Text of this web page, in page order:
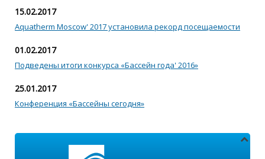
15.02.2017
Aquatherm Moscow' 2017 установила рекорд посещаемости
01.02.2017
Подведены итоги конкурса «Бассейн года' 2016»
25.01.2017
Конференция «Бассейны сегодня»